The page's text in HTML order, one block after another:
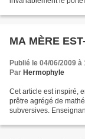
MA MÈRE
Publié le 04/06/2009 à
Par Hermophyle
Cet article est inspiré,
prêtre agrégé de
subversives.